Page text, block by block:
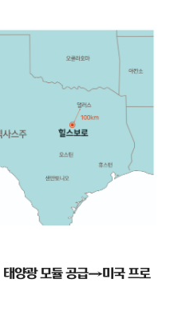
양광 모듈 공급→미국 프로